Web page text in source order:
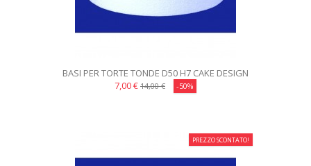
BASI PER TORTE TONDE D50 H7 CAKE DESIGN
7,00 € 14,00 € -50%
PREZZO SCONTATO!